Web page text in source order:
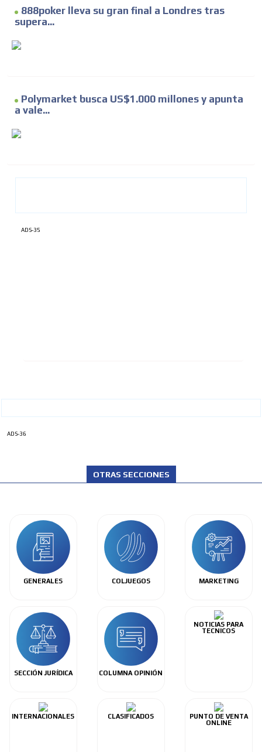
888poker lleva su gran final a Londres tras
supera...
Polymarket busca US$1.000 millones y apunta
a vale...
ADS-35
ADS-36
OTRAS SECCIONES
GENERALES COLJUEGOS MARKETING
SECCIÓN JURÍDICA COLUMNA OPINIÓN
NOTICIAS PARA
TECNICOS
INTERNACIONALES CLASIFICADOS
PUNTO DE VENTA
ONLINE